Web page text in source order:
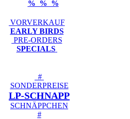
% % %
VORVERKAUF
EARLY BIRDS
PRE-ORDERS
SPECIALS
#
SONDERPREISE
LP-SCHNAPP
SCHNÄPPCHEN
#